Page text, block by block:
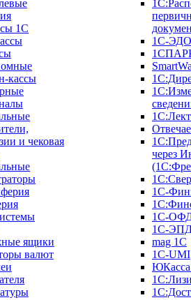
1С
кассы
и чековая
ящики
валют
1С-ЭДО
через
1С-
1С-
1С-
mag 1C
1C-UMI